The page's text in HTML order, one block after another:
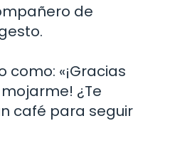
de
como: «¡Gracias
¿Te
café para seguir